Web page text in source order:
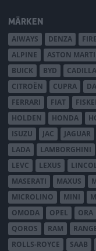
MÄRKEN
AIWAYS DENZA
ALPINE
ASTON
BUICK
BYD
CITROËN
CUPRA
FERRARI
FIAT
HOLDEN
HONDA
ISUZU
JAC JAGUAR
LADA
LAMBORGHINI
LEVC
LEXUS
MASERATI
MAXUS
MICROLINO
MINI
OMODA
OPEL ORA
QOROS
RAM
ROLLS-ROYCE
SAAB